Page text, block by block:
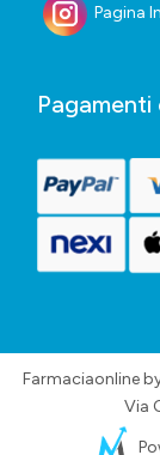
Pagina
Pagamenti
Farmaciaonline
Via